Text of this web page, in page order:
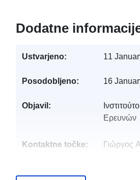
Dodatne
Ustvarjeno: 11
Posodobljeno: 16
Objavil:
Ερευνών
Kontaktne točke:
Γιώργος